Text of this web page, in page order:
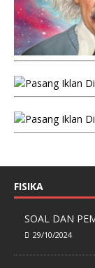
FISIKA
SOAL DAN
29/10/2024